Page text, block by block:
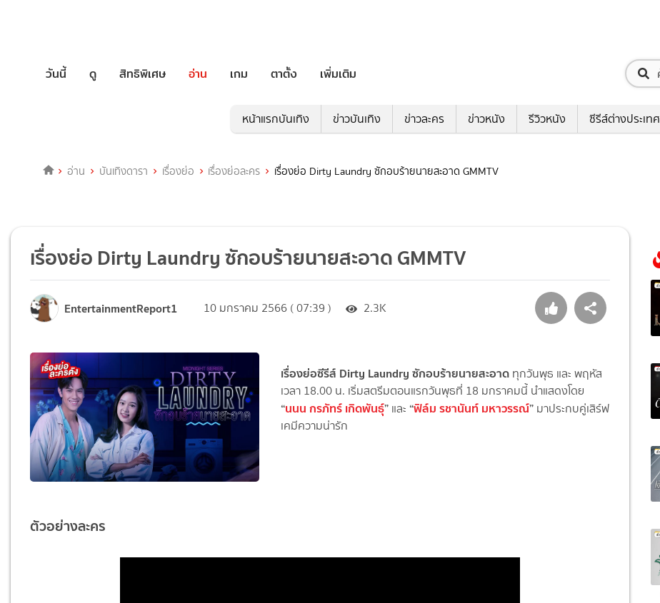
วันนี้ ดู สิทธิพิเศษ อ่าน เกม ตาตั้ง เพิ่มเติม
หน้าแรกบันเทิง ข่าวบันเทิง ข่าวละคร ข่าวหนัง รีวิวหนัง ซีรีส์ต่างประเทศ
อ่าน บันเทิงดารา เรื่องย่อ เรื่องย่อละคร เรื่องย่อ Dirty Laundry ซักอบร้ายนายสะอาด GMMTV
เรื่องย่อ Dirty Laundry ซักอบร้ายนายสะอาด GMMTV
EntertainmentReport1 10 มกราคม 2566 ( 07:39 ) 2.3K
เรื่องย่อซีรีส์ Dirty Laundry ซักอบร้ายนายสะอาด ทุกวันพุธ และ พฤหัส
เวลา 18.00 น. เริ่มสตรีมตอนแรกวันพุธที่ 18 มกราคมนี้ นำแสดงโดย
“นนน กรภัทร์ เกิดพันธุ์” และ “ฟิล์ม รชานันท์ มหาวรรณ์”มาประกบคู่เสิร์ฟ
เคมีความน่ารัก
ตัวอย่างละคร